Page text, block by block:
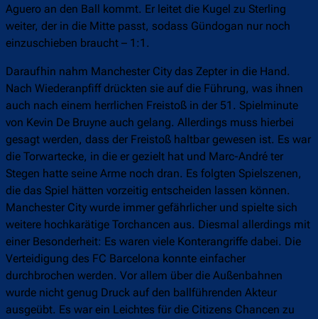
Aguero an den Ball kommt. Er leitet die Kugel zu Sterling
weiter, der in die Mitte passt, sodass Gündogan nur noch
einzuschieben braucht – 1:1.
Daraufhin nahm Manchester City das Zepter in die Hand.
Nach Wiederanpfiff drückten sie auf die Führung, was ihnen
auch nach einem herrlichen Freistoß in der 51. Spielminute
von Kevin De Bruyne auch gelang. Allerdings muss hierbei
gesagt werden, dass der Freistoß haltbar gewesen ist. Es war
die Torwartecke, in die er gezielt hat und Marc-André ter
Stegen hatte seine Arme noch dran. Es folgten Spielszenen,
die das Spiel hätten vorzeitig entscheiden lassen können.
Manchester City wurde immer gefährlicher und spielte sich
weitere hochkarätige Torchancen aus. Diesmal allerdings mit
einer Besonderheit: Es waren viele Konterangriffe dabei. Die
Verteidigung des FC Barcelona konnte einfacher
durchbrochen werden. Vor allem über die Außenbahnen
wurde nicht genug Druck auf den ballführenden Akteur
ausgeübt. Es war ein Leichtes für die Citizens Chancen zu